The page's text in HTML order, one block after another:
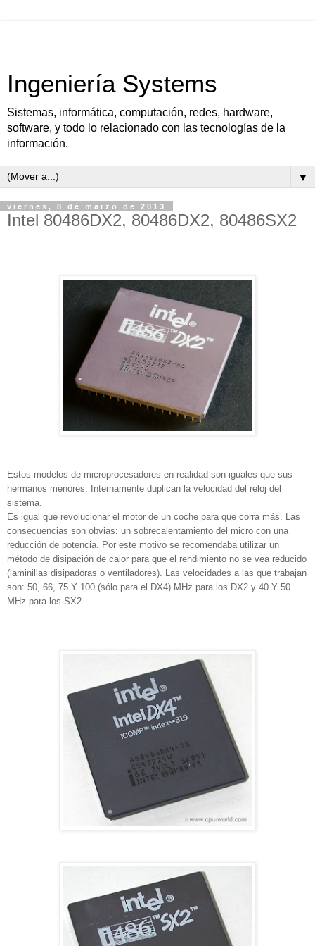
Ingeniería Systems
Sistemas, informática, computación, redes, hardware,
software, y todo lo relacionado con las tecnologías de la
información.
▼
viernes, 8 de marzo de 2013
Intel 80486DX2, 80486DX2, 80486SX2
Estos modelos de microprocesadores en realidad son iguales que sus
hermanos menores. Internamente duplican la velocidad del reloj del
sistema.
Es igual que revolucionar el motor de un coche para que corra más. Las
consecuencias son obvias: un sobrecalentamiento del micro con una
reducción de potencia. Por este motivo se recomendaba utilizar un
método de disipación de calor para que el rendimiento no se vea reducido
(laminillas disipadoras o ventiladores). Las velocidades a las que trabajan
son: 50, 66, 75 Y 100 (sólo para el DX4) MHz para los DX2 y 40 Y 50
MHz para los SX2.